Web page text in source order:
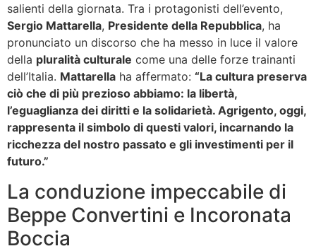
salienti della giornata. Tra i protagonisti dell’evento,
Sergio Mattarella, Presidente della Repubblica, ha
pronunciato un discorso che ha messo in luce il valore
della pluralità culturale come una delle forze trainanti
dell’Italia. Mattarella ha affermato: “La cultura preserva
ciò che di più prezioso abbiamo: la libertà,
l’eguaglianza dei diritti e la solidarietà. Agrigento, oggi,
rappresenta il simbolo di questi valori, incarnando la
ricchezza del nostro passato e gli investimenti per il
futuro.”
La conduzione impeccabile di
Beppe Convertini e Incoronata
Boccia